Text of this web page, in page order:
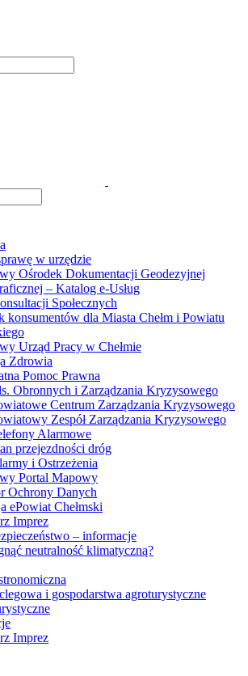
w urzędzie
Ośrodek Dokumentacji Geodezyjnej
– Katalog e-Usług
Społecznych
konsumentów dla Miasta Chełm i Powiatu
Urząd Pracy w Chełmie
Zdrowia
Pomoc Prawna
Obronnych i Zarządzania Kryzysowego
Centrum Zarządzania Kryzysowego
Zespół Zarządzania Kryzysowego
Alarmowe
przejezdności dróg
i Ostrzeżenia
Portal Mapowy
Ochrony Danych
ePowiat Chełmski
Imprez
– informacje
neutralność klimatyczną?
i gospodarstwa agroturystyczne
Imprez